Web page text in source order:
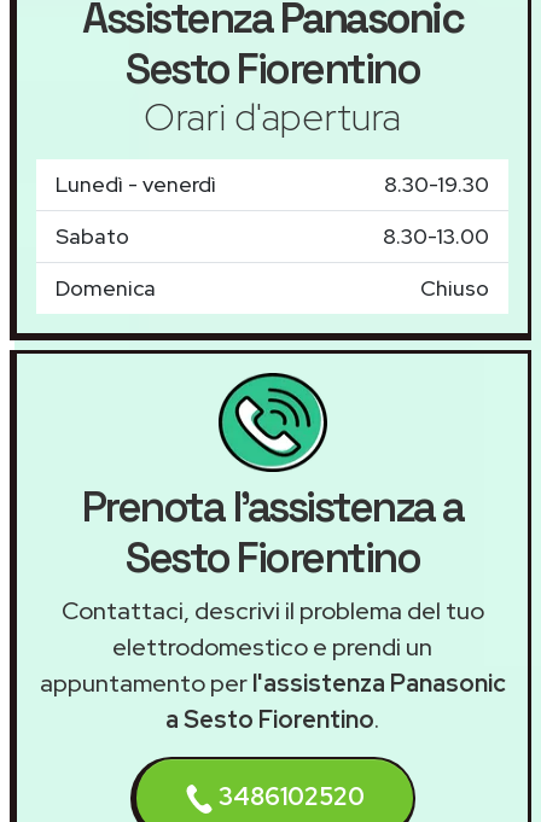
AssistenzaPanasonic
Sesto Fiorentino
Orari d'apertura
Lunedì - venerdì
8.30-19.30
Sabato
8.30-13.00
Domenica
Chiuso
Prenota l'assistenza a
Sesto Fiorentino
Contattaci, descrivi il problema del tuo
elettrodomestico e prendi un
appuntamento perl'assistenza Panasonic
a Sesto Fiorentino.
3486102520